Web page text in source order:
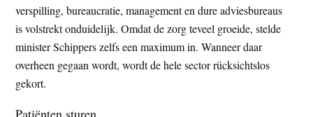
verspilling, bureaucratie, management en dure adviesbureaus
is volstrekt onduidelijk. Omdat de zorg teveel groeide, stelde
minister Schippers zelfs een maximum in. Wanneer daar
overheen gegaan wordt, wordt de hele sector rücksichtslos
gekort.
Patiënten sturen